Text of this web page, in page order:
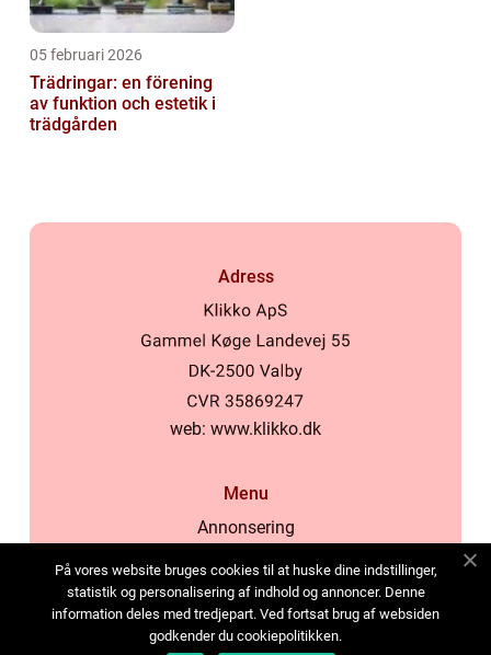
05 februari 2026
Trädringar: en förening
av funktion och estetik i
trädgården
Adress
web: www.klikko.dk
Menu
Annonsering
Cookies
Kontakta oss
Sitemap
På vores website bruges cookies til at huske dine indstillinger,
statistik og personalisering af indhold og annoncer. Denne
information deles med tredjepart. Ved fortsat brug af websiden
godkender du cookiepolitikken.